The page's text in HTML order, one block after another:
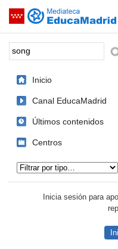
Saltar navegación
Palabra o frase:
Inicio
Canal EducaMadrid
Últimos contenidos
Centros
Inicia sesión para